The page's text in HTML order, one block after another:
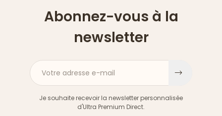
Abonnez-vous à la
newsletter
Votre adresse e-mail
Je souhaite recevoir la newsletter personnalisée
d'Ultra Premium Direct.